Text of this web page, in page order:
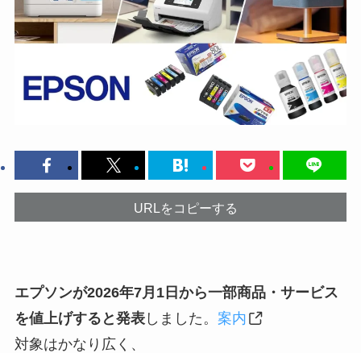
URLをコピーする
エプソンが2026年7月1日から一部商品・サービス
を値上げすると発表しました。 案内
対象はかなり広く、